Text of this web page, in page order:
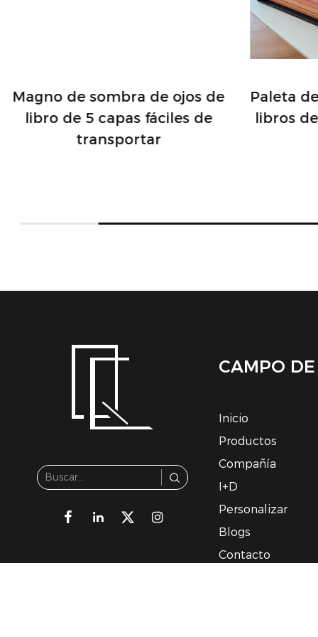
Magno de sombra de ojos de
libro de 5 capas fáciles de
transportar
Paleta
libros
CAMPO
Inicio
Productos
Compañía
I+D
Personalizar
Blogs
Contacto